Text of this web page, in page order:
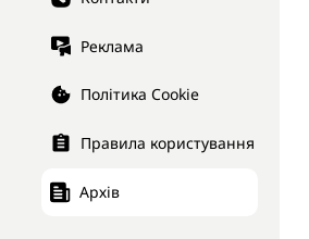
Реклама
Політика Cookie
Правила користування
Архів